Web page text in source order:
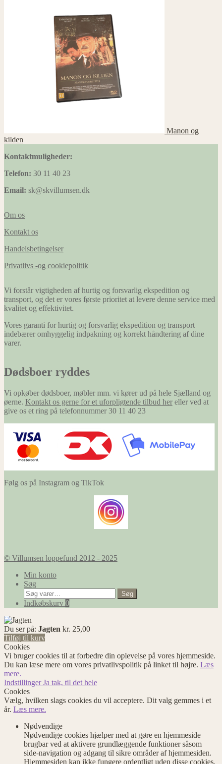
Manon og
kilden
Kontaktmuligheder:
Telefon: 30 11 40 23
Email: sk@skvillumsen.dk
Om os
Kontakt os
Handelsbetingelser
Privatlivs -og cookiepolitik
Vi forstår vigtigheden af hurtig og forsvarlig ekspedition og
transport, og det er vores første prioritet at levere denne service med
kvalitet og effektivitet.
Vores garanti for hurtig og forsvarlig ekspedition og transport
indebærer omhyggelig indpakning og korrekt håndtering af dine
varer.
Dødsboer ryddes
Vi opkøber dødsboer, møbler mm. vi kører ud på hele Sjælland og
øerne. Kontakt os gerne for et uforpligtende tilbud her eller ved at
give os et ring på telefonnummer 30 11 40 23
Følg os på Instagram og TikTok
© Villumsen loppefund 2012 - 2025
Min konto
Søg
Søg
efter:
Søg
Indkøbskurv 0
Du ser på: Jagten kr. 25,00
Tilføj til kurv
Cookies
Vi bruger cookies til at forbedre din oplevelse på vores hjemmeside.
Du kan læse mere om vores privatlivspolitik på linket til højre. Læs
mere.
IndstillingerJa tak, til det hele
Cookies
Vælg, hvilken slags cookies du vil acceptere. Dit valg gemmes i et
år. Læs mere.
Nødvendige
Nødvendige cookies hjælper med at gøre en hjemmeside
brugbar ved at aktivere grundlæggende funktioner såsom
side-navigation og adgang til sikre områder af hjemmesiden.
Hjemmesiden kan ikke fungere ordentligt uden disse cookies.